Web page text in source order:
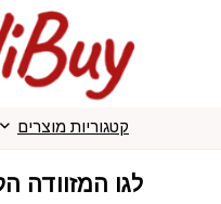
קטגוריות מוצרים
לגו המזוודה